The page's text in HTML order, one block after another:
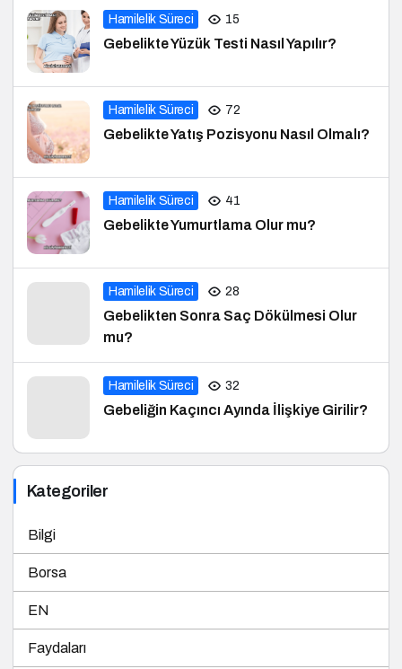
Hamilelik Süreci 15
Gebelikte Yüzük Testi Nasıl Yapılır?
Hamilelik Süreci 72
Gebelikte Yatış Pozisyonu Nasıl Olmalı?
Hamilelik Süreci 41
Gebelikte Yumurtlama Olur mu?
Hamilelik Süreci 28
Gebelikten Sonra Saç Dökülmesi Olur
mu?
Hamilelik Süreci 32
Gebeliğin Kaçıncı Ayında İlişkiye Girilir?
Kategoriler
Bilgi
Borsa
EN
Faydaları